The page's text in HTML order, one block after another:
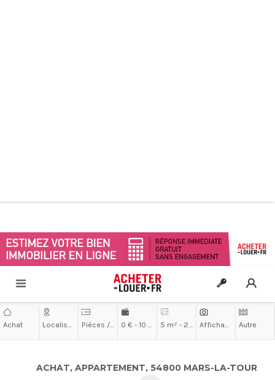
Achat Localisation Pièces / Chambres 0 € - 10 000 000 € 5 m² - 200 m² Affichage Autre
ACHAT, APPARTEMENT, 54800 MARS-LA-TOUR